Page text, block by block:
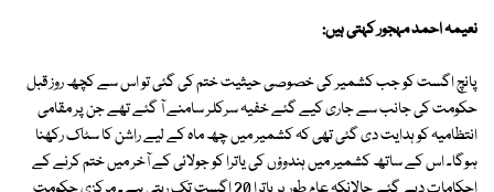
نعیمہ احمد مہجور کہتی ہیں:
پانچ اگست کو جب کشمیر کی خصوصی حیثیت ختم کی گئی تو اس سے کچھ روز قبل
حکومت کی جانب سے جاری کیے گئے خفیہ سرکلر سامنے آ گئے تھے جن پر مقامی
انتظامیہ کو ہدایت دی گئی تھی کہ کشمیر میں چھ ماہ کے لیے راشن کا سٹاک رکھنا
ہوگا۔ اس کے ساتھ کشمیر میں ہندوؤں کی یاترا کو جولائی کے آخر میں ختم کرنے کے